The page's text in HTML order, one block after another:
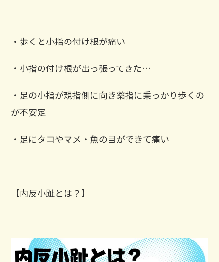
・歩くと小指の付け根が痛い
・小指の付け根が出っ張ってきた…
・足の小指が親指側に向き薬指に乗っかり歩くの
が不安定
・足にタコやマメ・魚の目ができて痛い
【内反小趾とは？】